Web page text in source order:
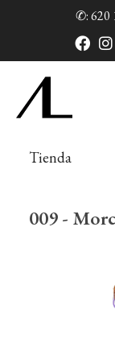
✆: 620
Tienda
009 -